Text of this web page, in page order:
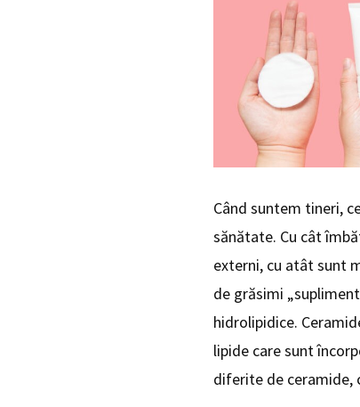
Când suntem tineri,
sănătate. Cu cât
externi, cu atât sunt
de grăsimi
hidrolipidice.
lipide care sunt
diferite de ceramide,